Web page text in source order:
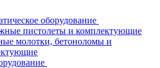
оборудование
пистолеты и комплектующие
молотки, бетоноломы и